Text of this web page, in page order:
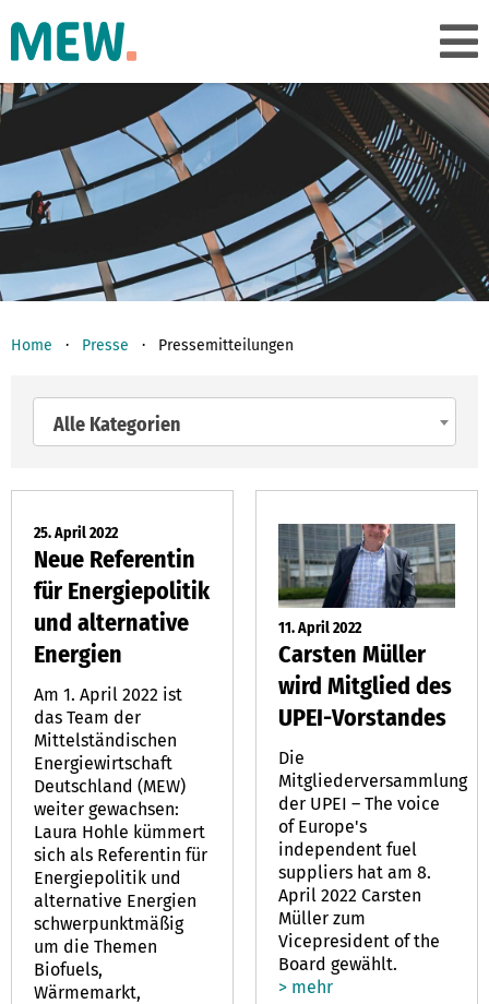
Home Presse Pressemitteilungen
Alle Kategorien
25. April 2022
Neue Referentin
für Energiepolitik
und alternative
Energien
Am 1. April 2022 ist
das Team der
Mittelständischen
Energiewirtschaft
Deutschland (MEW)
weiter gewachsen:
Laura Hohle kümmert
sich als Referentin für
Energiepolitik und
alternative Energien
schwerpunktmäßig
um die Themen
Biofuels,
Wärmemarkt,
11. April 2022
Carsten Müller
wird Mitglied des
UPEI-Vorstandes
Die
Mitgliederversammlung
der UPEI – The voice
of Europe's
independent fuel
suppliers hat am 8.
April 2022 Carsten
Müller zum
Vicepresident of the
Board gewählt.
> mehr